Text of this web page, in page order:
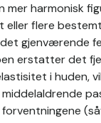
harmonisk
flere
gjenværende
erstatter det
i huden,